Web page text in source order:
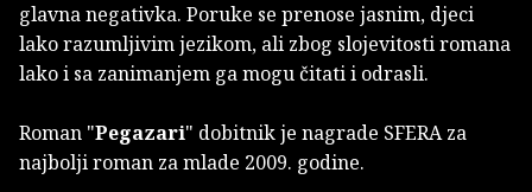
glavna negativka. Poruke se prenose jasnim, djeci
lako razumljivim jezikom, ali zbog slojevitosti romana
lako i sa zanimanjem ga mogu čitati i odrasli.
Roman "Pegazari" dobitnik je nagrade SFERA za
najbolji roman za mlade 2009. godine.